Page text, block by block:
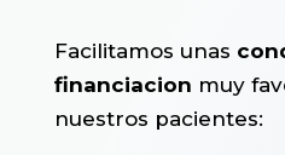
Facilitamos unas
financiacion muy
nuestros pacientes: